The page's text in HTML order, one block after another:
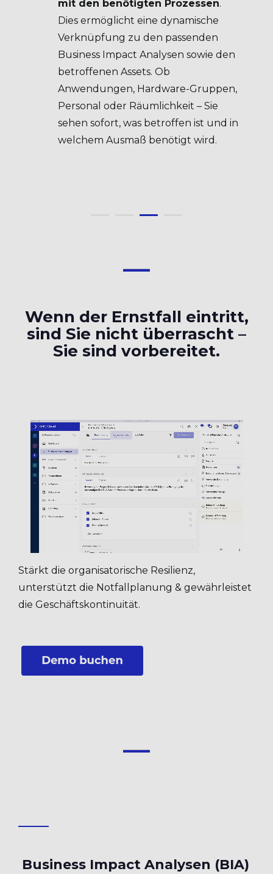
mit den benötigten Prozessen.
Dies ermöglicht eine dynamische
Verknüpfung zu den passenden
Business Impact Analysen sowie den
betroffenen Assets. Ob
Anwendungen, Hardware-Gruppen,
Personal oder Räumlichkeit – Sie
sehen sofort, was betroffen ist und in
welchem Ausmaß benötigt wird.
Wenn der Ernstfall eintritt,
sind Sie nicht überrascht –
Sie sind vorbereitet.
Stärkt die organisatorische Resilienz,
unterstützt die Notfallplanung & gewährleistet
die Geschäftskontinuität.
Business Impact Analysen (BIA)